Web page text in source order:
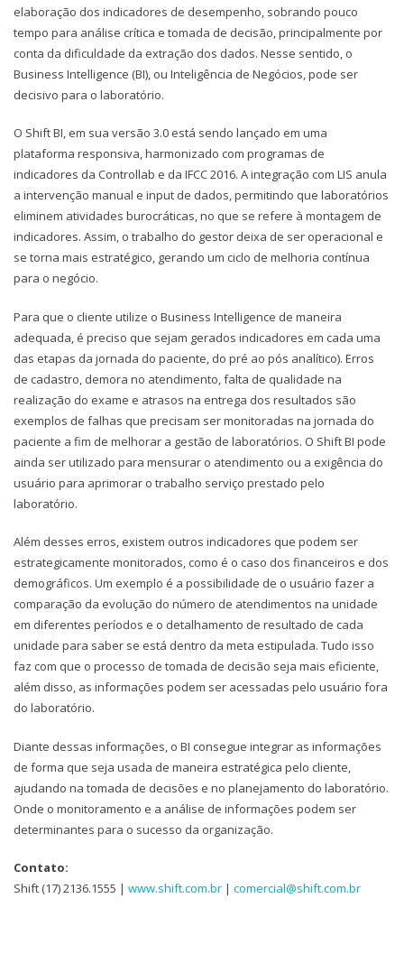
elaboração dos indicadores de desempenho, sobrando pouco
tempo para análise crítica e tomada de decisão, principalmente por
conta da dificuldade da extração dos dados. Nesse sentido, o
Business Intelligence (BI), ou Inteligência de Negócios, pode ser
decisivo para o laboratório.
O Shift BI, em sua versão 3.0 está sendo lançado em uma
plataforma responsiva, harmonizado com programas de
indicadores da Controllab e da IFCC 2016. A integração com LIS anula
a intervenção manual e input de dados, permitindo que laboratórios
eliminem atividades burocráticas, no que se refere à montagem de
indicadores. Assim, o trabalho do gestor deixa de ser operacional e
se torna mais estratégico, gerando um ciclo de melhoria contínua
para o negócio.
Para que o cliente utilize o Business Intelligence de maneira
adequada, é preciso que sejam gerados indicadores em cada uma
das etapas da jornada do paciente, do pré ao pós analítico). Erros
de cadastro, demora no atendimento, falta de qualidade na
realização do exame e atrasos na entrega dos resultados são
exemplos de falhas que precisam ser monitoradas na jornada do
paciente a fim de melhorar a gestão de laboratórios. O Shift BI pode
ainda ser utilizado para mensurar o atendimento ou a exigência do
usuário para aprimorar o trabalho serviço prestado pelo
laboratório.
Além desses erros, existem outros indicadores que podem ser
estrategicamente monitorados, como é o caso dos financeiros e dos
demográficos. Um exemplo é a possibilidade de o usuário fazer a
comparação da evolução do número de atendimentos na unidade
em diferentes períodos e o detalhamento de resultado de cada
unidade para saber se está dentro da meta estipulada. Tudo isso
faz com que o processo de tomada de decisão seja mais eficiente,
além disso, as informações podem ser acessadas pelo usuário fora
do laboratório.
Diante dessas informações, o BI consegue integrar as informações
de forma que seja usada de maneira estratégica pelo cliente,
ajudando na tomada de decisões e no planejamento do laboratório.
Onde o monitoramento e a análise de informações podem ser
determinantes para o sucesso da organização.
Contato:
Shift (17) 2136.1555 | www.shift.com.br | comercial@shift.com.br